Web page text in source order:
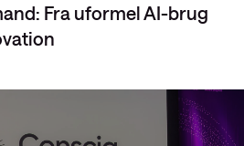
Fra uformel AI-brug